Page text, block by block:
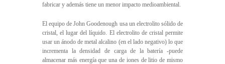
fabricar y además tiene un menor impacto medioambiental.
El equipo de John Goodenough usa un electrolito sólido de
cristal, el lugar del líquido. El electrolito de cristal permite
usar un ánodo de metal alcalino (en el lado negativo) lo que
incrementa la densidad de carga de la batería -puede
almacenar más energía que una de iones de litio de mismo